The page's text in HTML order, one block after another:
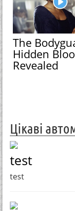
The
Hidden
Revealed
Цікаві
test
test